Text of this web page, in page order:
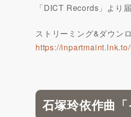
「DICT Records」より
ストリーミング&ダウン
https://
石塚玲依作曲